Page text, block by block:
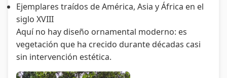
Ejemplares traídos de América, Asia y África en el
siglo XVIII
Aquí no hay diseño ornamental moderno: es
vegetación que ha crecido durante décadas casi
sin intervención estética.